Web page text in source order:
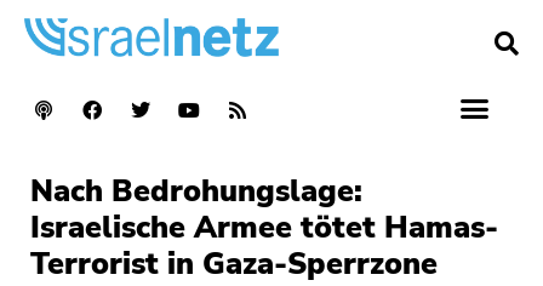
Nach Bedrohungslage:
Israelische Armee tötet Hamas-
Terrorist in Gaza-Sperrzone